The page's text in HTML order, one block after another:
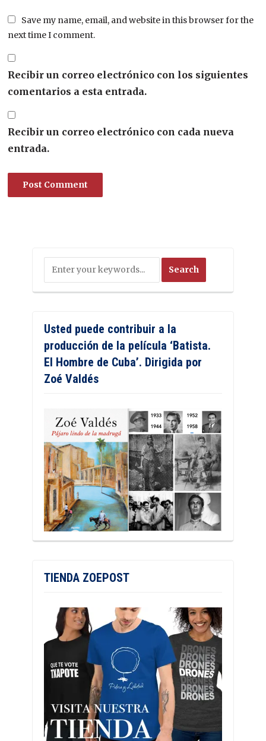
Save my name, email, and website in this browser for the
next time I comment.
Recibir un correo electrónico con los siguientes
comentarios a esta entrada.
Recibir un correo electrónico con cada nueva
entrada.
Usted puede contribuir a la
producción de la película ‘Batista.
El Hombre de Cuba’. Dirigida por
Zoé Valdés
TIENDA ZOEPOST